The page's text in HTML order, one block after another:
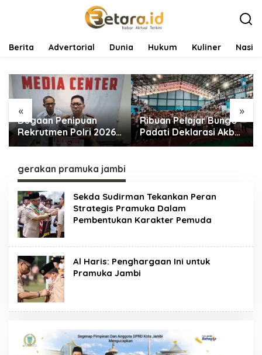
Berita Advertorial Dunia Hukum Kuliner
« »
Dugaan Penipuan
Rekrutmen Polri 2026
Terbongkar, Dua
Diamankan Propam
Polda Jambi
Ribuan Pelajar Bungo
Padati Deklarasi Akbar
IRET, Al Haris Sentil
gerakan pramuka jambi
Sekda Sudirman Tekankan Peran
Strategis Pramuka Dalam
Pembentukan Karakter Pemuda
Al Haris: Penghargaan Ini untuk
Pramuka Jambi